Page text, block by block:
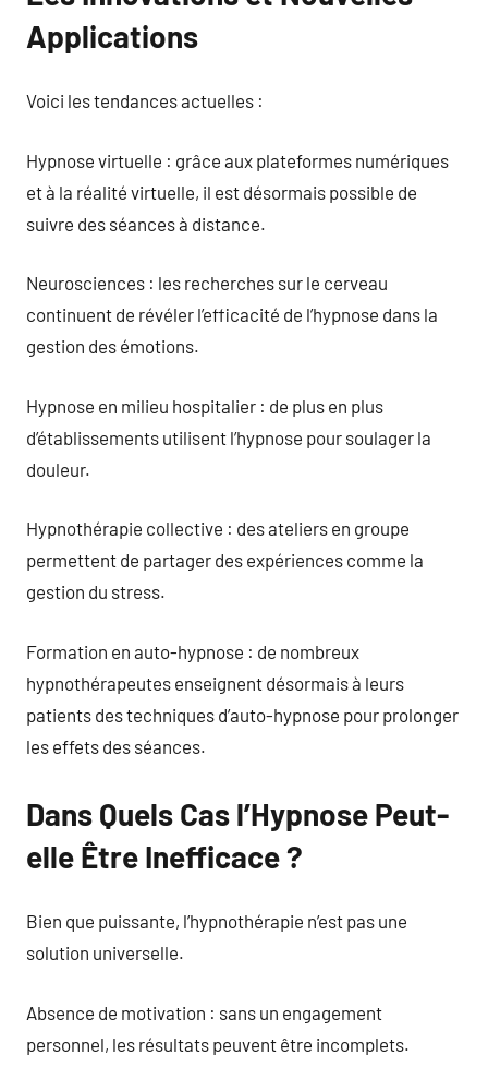
Applications
Voici les tendances actuelles :
Hypnose virtuelle : grâce aux plateformes numériques
et à la réalité virtuelle, il est désormais possible de
suivre des séances à distance.
Neurosciences : les recherches sur le cerveau
continuent de révéler l’efficacité de l’hypnose dans la
gestion des émotions.
Hypnose en milieu hospitalier : de plus en plus
d’établissements utilisent l’hypnose pour soulager la
douleur.
Hypnothérapie collective : des ateliers en groupe
permettent de partager des expériences comme la
gestion du stress.
Formation en auto-hypnose : de nombreux
hypnothérapeutes enseignent désormais à leurs
patients des techniques d’auto-hypnose pour prolonger
les effets des séances.
Dans Quels Cas l’Hypnose Peut-
elle Être Inefficace ?
Bien que puissante, l’hypnothérapie n’est pas une
solution universelle.
Absence de motivation : sans un engagement
personnel, les résultats peuvent être incomplets.